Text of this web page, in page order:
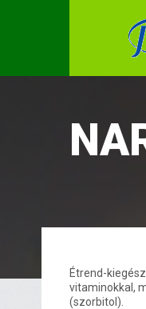
Étrend-
vitaminokkal,
(szorbitol).